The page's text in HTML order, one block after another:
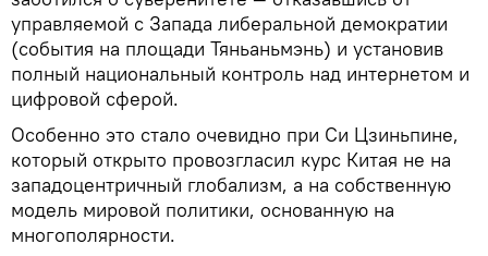
управляемой с Запада либеральной демократии
(события на площади Тяньаньмэнь) и установив
полный национальный контроль над интернетом и
цифровой сферой.
Особенно это стало очевидно при Си Цзиньпине,
который открыто провозгласил курс Китая не на
западоцентричный глобализм, а на собственную
модель мировой политики, основанную на
многополярности.